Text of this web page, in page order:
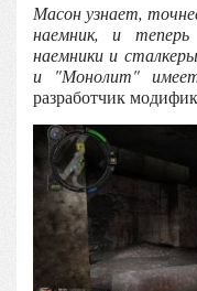
Масон узнает,
наемник, и
наемники и
и "Монолит"
разработчик